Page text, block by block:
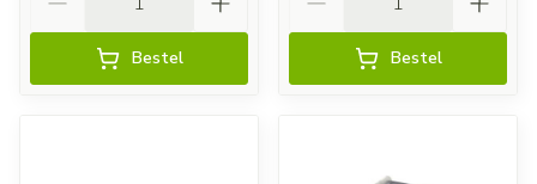
Bestel Bestel